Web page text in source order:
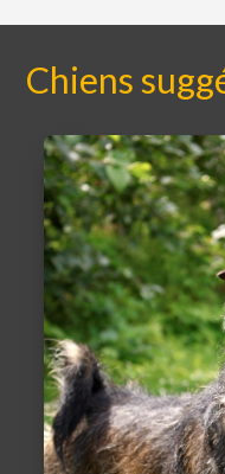
Chiens